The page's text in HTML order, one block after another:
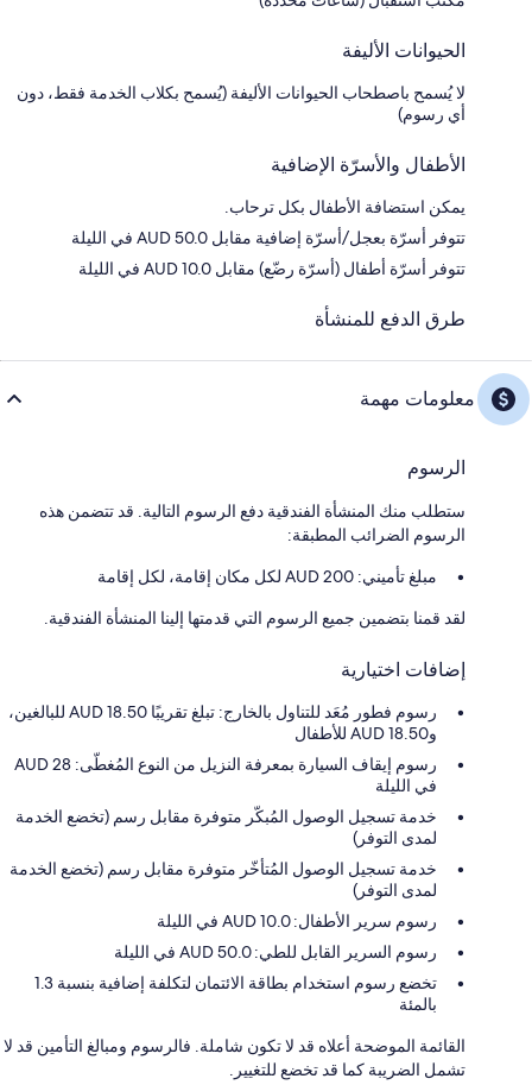
الحيوانات الأليفة
لا يُسمح باصطحاب الحيوانات الأليفة (يُسمح بكلاب الخدمة فقط، دون
أي رسوم)
الأطفال والأسرّة الإضافية
يمكن استضافة الأطفال بكل ترحاب.
تتوفر أسرّة بعجل/أسرّة إضافية مقابل AUD 50.0 في الليلة
تتوفر أسرّة أطفال (أسرّة رضّع) مقابل AUD 10.0 في الليلة
طرق الدفع للمنشأة
معلومات مهمة
الرسوم
ستطلب منك المنشأة الفندقية دفع الرسوم التالية. قد تتضمن هذه
الرسوم الضرائب المطبقة:
مبلغ تأميني: 200 AUD لكل مكان إقامة، لكل إقامة
لقد قمنا بتضمين جميع الرسوم التي قدمتها إلينا المنشأة الفندقية.
إضافات اختيارية
رسوم فطور مُعَد للتناول بالخارج: تبلغ تقريبًا AUD 18.50 للبالغين،
وAUD 18.50 للأطفال
رسوم إيقاف السيارة بمعرفة النزيل من النوع المُغطّى: 28 AUD
في الليلة
خدمة تسجيل الوصول المُبكّر متوفرة مقابل رسم (تخضع الخدمة
لمدى التوفر)
خدمة تسجيل الوصول المُتأخّر متوفرة مقابل رسم (تخضع الخدمة
لمدى التوفر)
رسوم سرير الأطفال: 10.0 AUD في الليلة
رسوم السرير القابل للطي: 50.0 AUD في الليلة
تخضع رسوم استخدام بطاقة الائتمان لتكلفة إضافية بنسبة 1.3
بالمئة
القائمة الموضحة أعلاه قد لا تكون شاملة. فالرسوم ومبالغ التأمين قد لا
تشمل الضريبة كما قد تخضع للتغيير.